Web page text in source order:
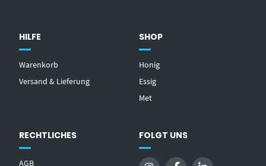
HILFE
Warenkorb
Versand & Lieferung
SHOP
Honig
Essig
Met
RECHTLICHES
AGB
FOLGT UNS